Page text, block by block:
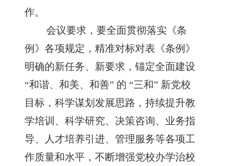
作。
会议要求，要全面贯彻落实《条
例》各项规定，精准对标对表《条例》
明确的新任务、新要求，锚定全面建设
“和谐、和美、和善” 的 “三和” 新党校
目标，科学谋划发展思路，持续提升教
学培训、科学研究、决策咨询、业务指
导、人才培养引进、管理服务等各项工
作质量和水平，不断增强党校办学治校